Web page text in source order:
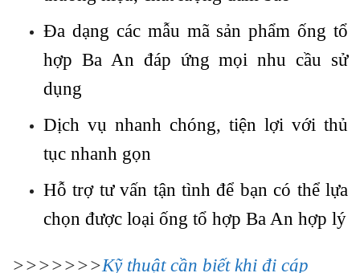
Đa dạng các mẫu mã sản phẩm ống tổ
hợp Ba An đáp ứng mọi nhu cầu sử
dụng
Dịch vụ nhanh chóng, tiện lợi với thủ
tục nhanh gọn
Hỗ trợ tư vấn tận tình để bạn có thể lựa
chọn được loại ống tổ hợp Ba An hợp lý
>>>>>>>Kỹ thuật cần biết khi đi cáp